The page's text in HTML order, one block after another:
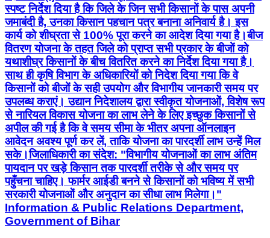
स्पष्ट निर्देश दिया है कि जिले के जिन सभी किसानों के पास अपनी
जमाबंदी है, उनका किसान पहचान पत्र बनाना अनिवार्य है। इस
कार्य को शीघ्रता से 100% पूरा करने का आदेश दिया गया है। ​ बीज
वितरण योजना के तहत जिले को प्राप्त सभी प्रकार के बीजों को
यथाशीघ्र किसानों के बीच वितरित करने का निर्देश दिया गया है।
साथ ही कृषि विभाग के अधिकारियों को निदेश दिया गया कि वे
किसानों को बीजों के सही उपयोग और विभागीय जानकारी समय पर
उपलब्ध कराएं। उद्यान निदेशालय द्वारा स्वीकृत योजनाओं, विशेष रूप
से नारियल विकास योजना का लाभ लेने के लिए इच्छुक किसानों से
अपील की गई है कि वे समय सीमा के भीतर अपना ऑनलाइन
आवेदन अवश्य पूर्ण कर लें, ताकि योजना का पारदर्शी लाभ उन्हें मिल
सके। ​जिलाधिकारी का संदेश: "विभागीय योजनाओं का लाभ अंतिम
पायदान पर खड़े किसान तक पारदर्शी तरीके से और समय पर
पहुँचना चाहिए। फार्मर आईडी बनने से किसानों को भविष्य में सभी
सरकारी योजनाओं और अनुदान का सीधा लाभ मिलेगा।"
Information & Public Relations Department,
Government of Bihar